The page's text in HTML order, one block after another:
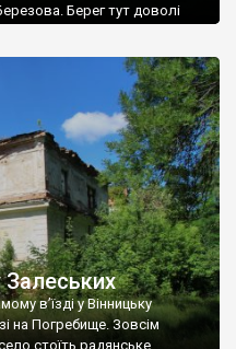
Берег тут доволі
більшості навколишніх
церква. Точної дати […]
Залеських
в’їзді у Вінницьку
на Погребище. Зовсім
стоїть радянське